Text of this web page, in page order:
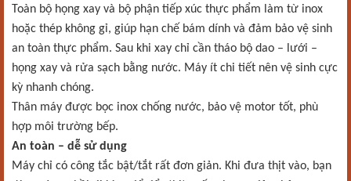
Toàn bộ họng xay và bộ phận tiếp xúc thực phẩm làm từ inox
hoặc thép không gỉ, giúp hạn chế bám dính và đảm bảo vệ sinh
an toàn thực phẩm. Sau khi xay chỉ cần tháo bộ dao – lưới –
họng xay và rửa sạch bằng nước. Máy ít chi tiết nên vệ sinh cực
kỳ nhanh chóng.
Thân máy được bọc inox chống nước, bảo vệ motor tốt, phù
hợp môi trường bếp.
An toàn – dễ sử dụng
Máy chỉ có công tắc bật/tắt rất đơn giản. Khi đưa thịt vào, bạn